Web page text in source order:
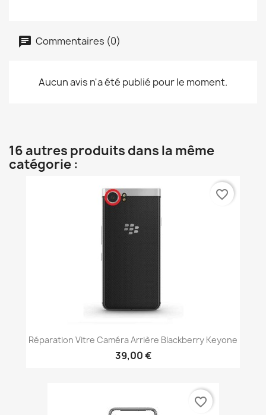
Commentaires (0)
Aucun avis n'a été publié pour le moment.
16 autres produits dans la même
catégorie :
Réparation Vitre Caméra Arrière Blackberry Keyone
39,00 €
favorite_border
favorite_border